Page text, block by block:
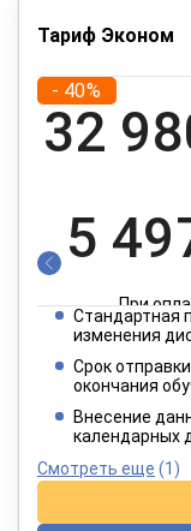
Тариф Эконом
- 40%
32
5
При
2
При
Стандартная
изменения
Срок
окончания
Внесение
календарных
Смотреть еще (1)